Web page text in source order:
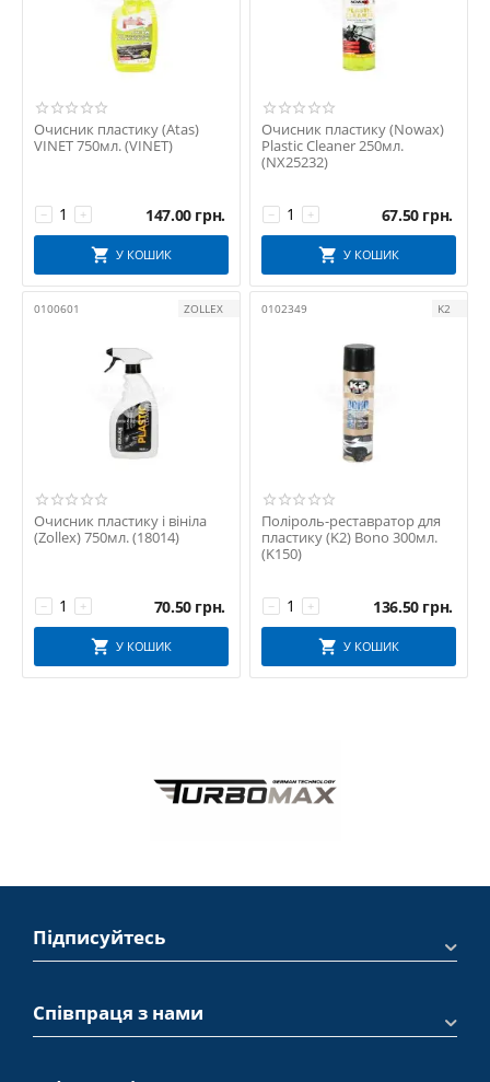
Очисник пластику (Atas)
VINET 750мл. (VINET)
+
− 147.00 грн.
У КОШИК
Очисник пластику (Nowax)
Plastic Cleaner 250мл.
(NX25232)
+
− 67.50 грн.
У КОШИК
0100601 ZOLLEX
Очисник пластику і вініла
(Zollex) 750мл. (18014)
+
− 70.50 грн.
У КОШИК
0102349 K2
Поліроль-реставратор для
пластику (K2) Bono 300мл.
(K150)
+
− 136.50 грн.
У КОШИК
Підписуйтесь
Співпраця з нами